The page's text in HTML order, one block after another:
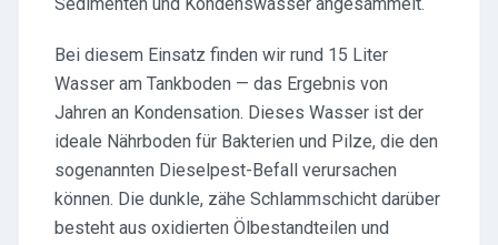
Bei diesem Einsatz finden wir rund 15 Liter
Wasser am Tankboden — das Ergebnis von
Jahren an Kondensation. Dieses Wasser ist der
ideale Nährboden für Bakterien und Pilze, die den
sogenannten Dieselpest-Befall verursachen
können. Die dunkle, zähe Schlammschicht darüber
besteht aus oxidierten Ölbestandteilen und